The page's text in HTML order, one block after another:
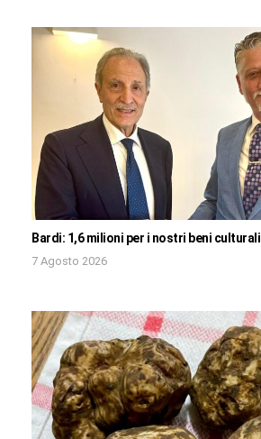
Bardi: 1,6 milioni per i nostri beni culturali
7 Agosto 2026